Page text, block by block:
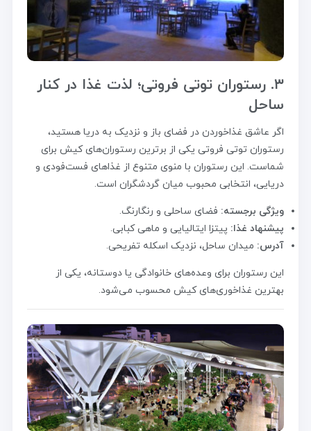
۳. رستوران توتی فروتی؛ لذت غذا در کنار
ساحل
اگر عاشق غذاخوردن در فضای باز و نزدیک به دریا هستید،
رستوران توتی فروتی یکی از برترین رستوران‌های کیش برای
شماست. این رستوران با منوی متنوع از غذاهای فست‌فودی و
دریایی، انتخابی محبوب میان گردشگران است.
ویژگی برجسته: فضای ساحلی و رنگارنگ.
پیشنهاد غذا: پیتزا ایتالیایی و ماهی کبابی.
آدرس: میدان ساحل، نزدیک اسکله تفریحی.
این رستوران برای وعده‌های خانوادگی یا دوستانه، یکی از
بهترین غذاخوری‌های کیش محسوب می‌شود.